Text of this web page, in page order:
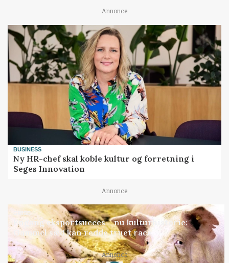
Annonce
BUSINESS
Ny HR-chef skal koble kultur og forretning i
Seges Innovation
Annonce
GRISE
Engang eksportsucces – nu kulturhistorie:
Gammel sæd kan redde truet race
Annonce